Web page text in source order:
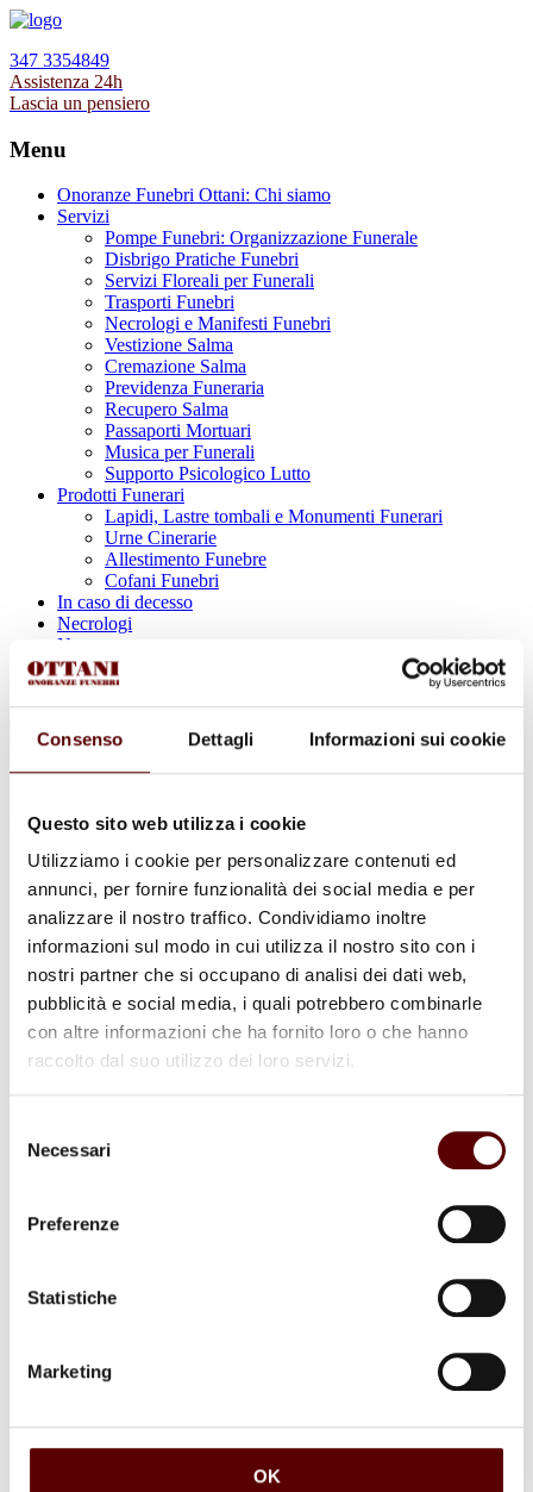
Consenso Dettagli Informazioni sui cookie
Questo sito web utilizza i cookie
Utilizziamo i cookie per personalizzare contenuti ed
annunci, per fornire funzionalità dei social media e per
analizzare il nostro traffico. Condividiamo inoltre
informazioni sul modo in cui utilizza il nostro sito con i
nostri partner che si occupano di analisi dei dati web,
pubblicità e social media, i quali potrebbero combinarle
con altre informazioni che ha fornito loro o che hanno
raccolto dal suo utilizzo dei loro servizi.
delNecessari
Preferenze
Statistiche
Marketing
OK
347 3354849
Assistenza 24h
Lascia un pensiero
Menu
Onoranze Funebri Ottani: Chi siamo
Servizi
Pompe Funebri: Organizzazione Funerale
Disbrigo Pratiche Funebri
Servizi Floreali per Funerali
Trasporti Funebri
Necrologi e Manifesti Funebri
Vestizione Salma
Cremazione Salma
Previdenza Funeraria
Recupero Salma
Passaporti Mortuari
Musica per Funerali
Supporto Psicologico Lutto
Prodotti Funerari
Lapidi, Lastre tombali e Monumenti Funerari
Urne Cinerarie
Allestimento Funebre
Cofani Funebri
In caso di decesso
Necrologi
News
Sedi Onoranze Funebri Ottani
Info e Contatti
Cerca
Palma Livrizzi
ved. Di Dio
1 Ottobre 1927 - 11 Dicembre 2024
21 Dicembre 2024 a 09:33
Esprimiamo ad Adriana e alla sua famiglia il cordoglio per la